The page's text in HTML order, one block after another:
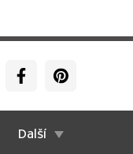
Další